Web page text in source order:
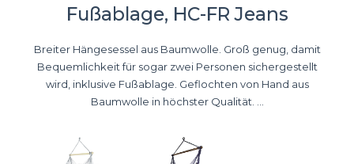
Fußablage, HC-FR Jeans
Breiter Hängesessel aus Baumwolle. Groß genug, damit
Bequemlichkeit für sogar zwei Personen sichergestellt
wird, inklusive Fußablage. Geflochten von Hand aus
Baumwolle in höchster Qualität. ...